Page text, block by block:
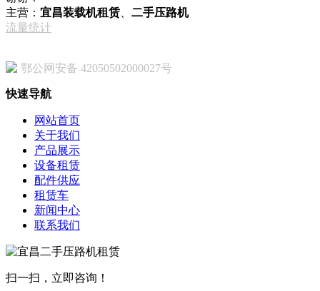
主营： 宜昌装载机租赁
二手压路机
流量统计
鄂公网安备 42050502000027号
快速导航
网站首页
关于我们
产品展示
设备租赁
配件供应
租赁车
新闻中心
联系我们
扫一扫，立即咨询！